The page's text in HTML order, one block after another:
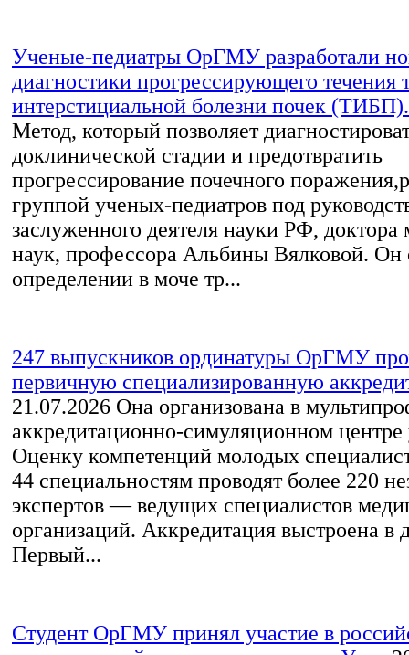
Ученые-педиатры ОрГМУ разработали
диагностики прогрессирующего течения
интерстициальной болезни почек
Метод, который позволяет
доклинической стадии и предотвратить
прогрессирование почечного
группой ученых-педиатров под
заслуженного деятеля науки РФ,
наук, профессора Альбины Вялковой. Он
определении в моче тр...
247 выпускников ординатуры ОрГМУ
первичную специализированную
21.07.2026 Она организована в
аккредитационно-симуляционном центре
Оценку компетенций молодых
44 специальностям проводят более 220
экспертов — ведущих специалистов
организаций. Аккредитация выстроена в
Первый...
Студент ОрГМУ принял участие в